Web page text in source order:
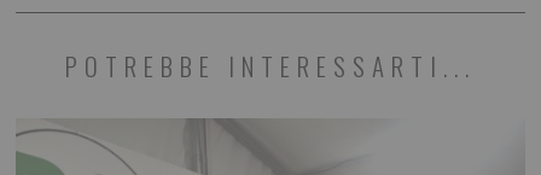
POTREBBE INTERESSARTI...